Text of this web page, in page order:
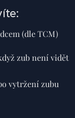
(dle TCM)
zub není vidět
vytržení zubu